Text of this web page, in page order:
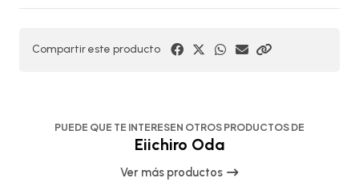
Compartir este producto
PUEDE QUE TE INTERESEN OTROS PRODUCTOS DE
Eiichiro Oda
Ver más productos